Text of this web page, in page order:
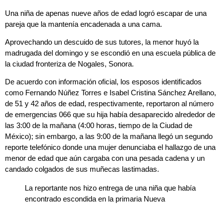
Una niña de apenas nueve años de edad logró escapar de una
pareja que la mantenía encadenada a una cama.
Aprovechando un descuido de sus tutores, la menor huyó la
madrugada del domingo y se escondió en una escuela pública de
la ciudad fronteriza de Nogales, Sonora.
De acuerdo con información oficial, los esposos identificados
como Fernando Núñez Torres e Isabel Cristina Sánchez Arellano,
de 51 y 42 años de edad, respectivamente, reportaron al número
de emergencias 066 que su hijahabía desaparecido alrededor de
las 3:00 de la mañana (4:00 horas, tiempo de la Ciudad de
México); sin embargo, a las 9:00 de la mañana llegó un segundo
reporte telefónico donde una mujer denunciaba el hallazgo de una
menor de edad que aún cargaba con una pesadacadenay un
candado colgados de sus muñecas lastimadas.
La reportante nos hizo entrega de una niña que había
encontrado escondida en la primaria Nueva